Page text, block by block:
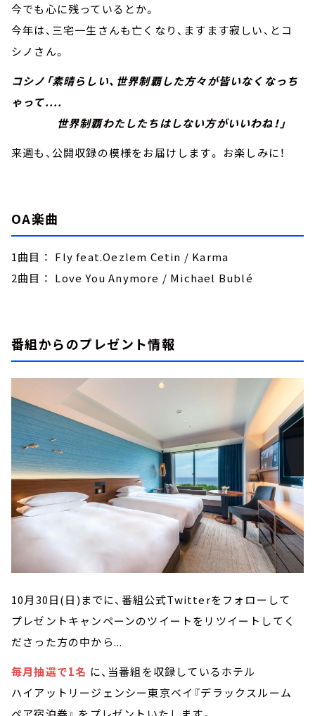
今でも心に残っているとか。
今年は、三宅一生さんも亡くなり、ますます寂しい、とコ
シノさん。
コシノ「素晴らしい、世界制覇した方々が皆いなくなっち
ゃって....
世界制覇わたしたちはしない方がいいわね！」
来週も、公開収録の模様をお届けします。 お楽しみに！
OA楽曲
1曲目 ： Fly feat.Oezlem Cetin / Karma
2曲目 ： Love You Anymore / Michael Bublé
番組からのプレゼント情報
10月30日(日)までに、番組公式Twitterをフォローして
プレゼントキャンペーンのツイートをリツイートしてく
ださった方の中から...
毎月抽選で1名 に、当番組を収録しているホテル
ハイアットリージェンシー東京ベイ『デラックスルーム